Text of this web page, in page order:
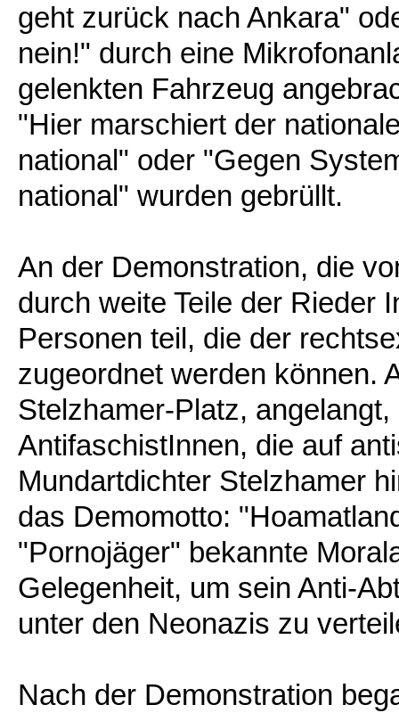
geht zurück nach Ankara"
nein!" durch eine
gelenkten Fahrzeug
"Hier marschiert der
national" oder "Gegen
national" wurden gebrüllt.
An der Demonstration, die
durch weite Teile der Rieder
Personen teil, die der
zugeordnet werden können.
Stelzhamer-Platz,
AntifaschistInnen, die auf
Mundartdichter Stelzhamer
das Demomotto:
"Pornojäger" bekannte
Gelegenheit, um sein Anti-
unter den Neonazis zu
Nach der Demonstration